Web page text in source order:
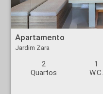
Apartamento - Jardim Zara - Ribeirão Preto
Apartamento
Jardim Zara
2
Quartos
1
W.C.